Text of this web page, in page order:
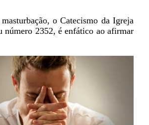
o Catecismo da Igreja
número 2352, é enfático ao afirmar